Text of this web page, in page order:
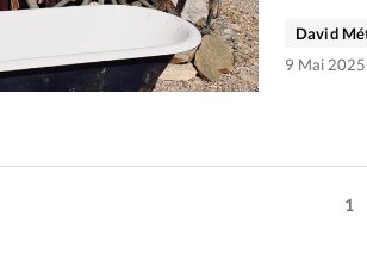
ou
David
9 Mai 2025
1